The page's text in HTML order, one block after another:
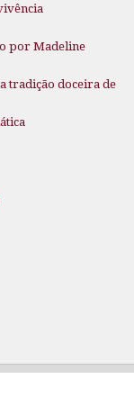
por Madeline
tradição doceira de